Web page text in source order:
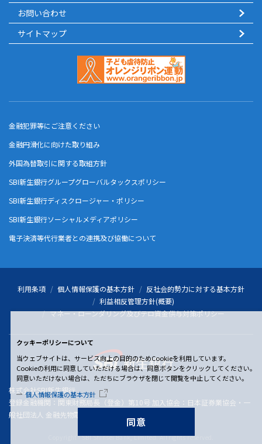
クッキーポリシーについて
当ウェブサイトは、サービス向上の目的のためCookieを利用しています。
Cookieの利用に同意していただける場合は、同意ボタンをクリックしてください。
同意いただけない場合は、ただちにブラウザを閉じて閲覧を中止してください。
個人情報保護の基本方針
同意
お問い合わせ
サイトマップ
金融犯罪等にご注意ください
金融円滑化に向けた取り組み
外国為替取引に関する取組方針
SBI新生銀行グループグローバルタックスポリシー
SBI新生銀行ディスクロージャー・ポリシー
SBI新生銀行ソーシャルメディアポリシー
電子決済等代行業者との連携及び協働について
利用条項 個人情報保護の基本方針
反社会的勢力に対する基本方針
利益相反管理方針(概要)
マネー・ローンダリング及びテロ資金供与対策ポリシー
株式会社SBI新生銀行
登録金融機関：関東財務局長（登金）第10号 加入協会：日本証券業協会・一
般社団法人 金融先物取引業協会
Copyright - SBI Shinsei Bank, Limited. All rights reserved.